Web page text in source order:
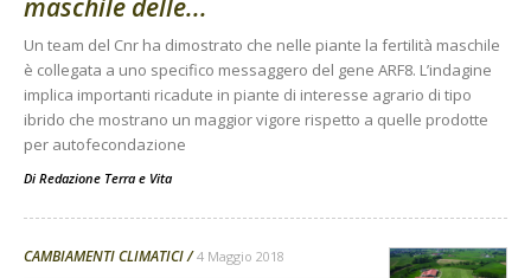
maschile delle...
Un team del Cnr ha dimostrato che nelle piante la fertilità maschile
è collegata a uno specifico messaggero del gene ARF8. L’indagine
implica importanti ricadute in piante di interesse agrario di tipo
ibrido che mostrano un maggior vigore rispetto a quelle prodotte
per autofecondazione
Di Redazione Terra e Vita
CAMBIAMENTI CLIMATICI 4 Maggio 2018